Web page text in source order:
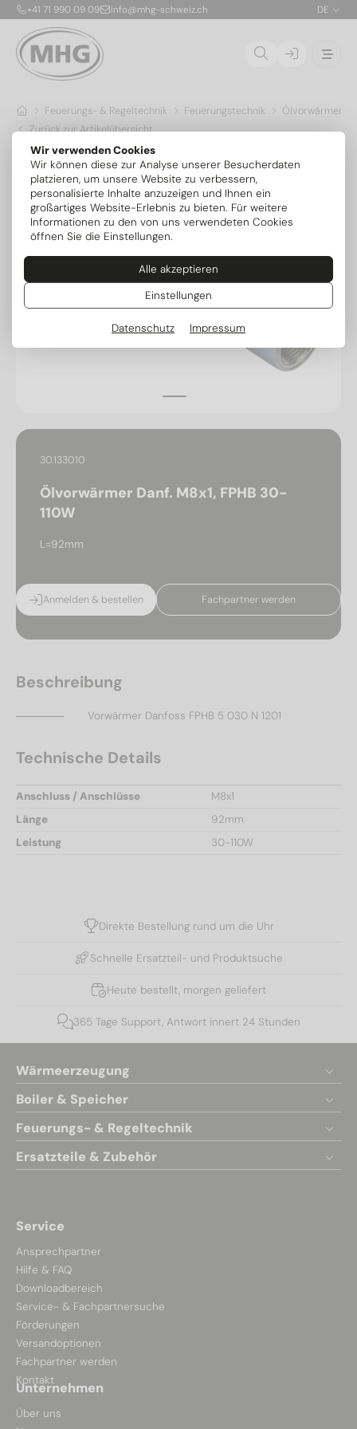
Wir verwenden Cookies
Wir können diese zur Analyse unserer Besucherdaten
platzieren, um unsere Website zu verbessern,
personalisierte Inhalte anzuzeigen und Ihnen ein
großartiges Website-Erlebnis zu bieten. Für weitere
Informationen zu den von uns verwendeten Cookies
öffnen Sie die Einstellungen.
Alle akzeptieren
Einstellungen
Datenschutz Impressum
+41 71 990 09 09 info@mhg-schweiz.ch DE
Feuerungs- & Regeltechnik Feuerungstechnik
Ölvorwärmer &
Zurück zur Artikelübersicht
30.133010
Ölvorwärmer Danf. M8x1, FPHB 30-
110W
L=92mm
Anmelden & bestellen Fachpartner werden
Beschreibung
Vorwärmer Danfoss FPHB 5 030 N 1201
Technische Details
Anschluss / Anschlüsse
M8x1
Länge
92mm
Leistung
30-110W
Direkte Bestellung rund um die Uhr
Schnelle Ersatzteil- und Produktsuche
Heute bestellt, morgen geliefert
365 Tage Support, Antwort innert 24 Stunden
Wärmeerzeugung
Boiler & Speicher
Feuerungs- & Regeltechnik
Ersatzteile & Zubehör
Service
Ansprechpartner
Hilfe & FAQ
Downloadbereich
Service- & Fachpartnersuche
Förderungen
Versandoptionen
Fachpartner werden
Kontakt
Unternehmen
Über uns